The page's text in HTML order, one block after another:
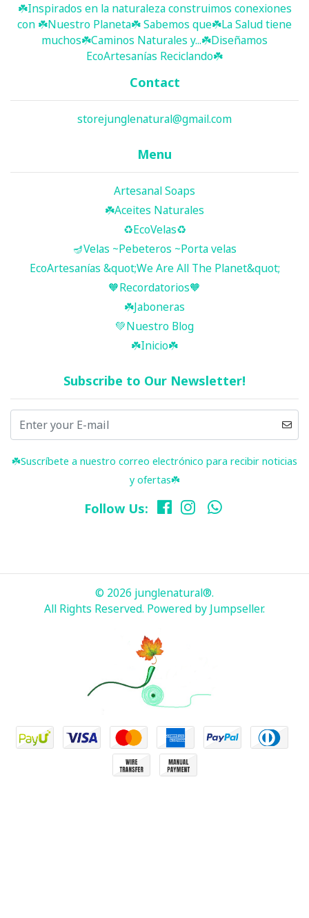
☘️ Inspirados en la naturaleza construimos conexiones
con ☘️ Nuestro Planeta☘️ Sabemos que☘️La Salud tiene
muchos☘️Caminos Naturales y...☘️Diseñamos
EcoArtesanías Reciclando☘️
Contact
storejunglenatural@gmail.com
Menu
Artesanal Soaps
☘️ Aceites Naturales
♻️EcoVelas♻️
🪔Velas ~Pebeteros ~Porta velas
EcoArtesanías &quot;We Are All The Planet&quot;
🧡Recordatorios🧡
☘️Jaboneras
💚Nuestro Blog
☘️ Inicio ☘️
Subscribe to Our Newsletter!
☘️ Suscríbete a nuestro correo electrónico para recibir noticias
y ofertas☘️
Follow Us:
© 2026 junglenatural®.
All Rights Reserved. Powered by Jumpseller.